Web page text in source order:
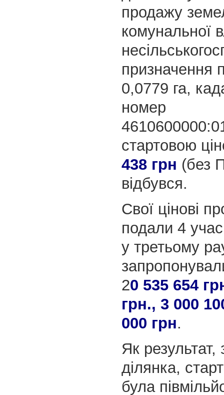
продажу
комунальної
призначення
0,0779 га,
номер
стартовою
438 грн (без
відбувся.
Свої цінові
подали 4
у третьому
20 535 654
грн., 3 000
000 грн.
Як
ділянка,
була